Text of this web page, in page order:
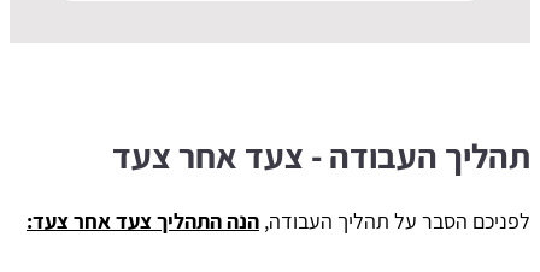
תהליך העבודה - צעד אחר צעד
לפניכם הסבר על תהליך העבודה, הנה התהליך צעד אחר צעד: